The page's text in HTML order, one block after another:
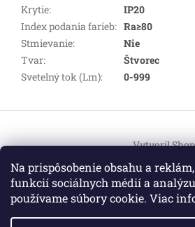
Na prispôsobenie obsahu a
funkcií sociálnych médií a
používame súbory cookie. Viac
Krytie:
IP20
Index podania farieb: Ra≥80
Stmievanie:
Nie
Tvar:
Štvorec
Svetelný tok (Lm): 0-999
p
Vytvoril
Copyright 2026HEMI Elektro.
Upraviť nastavenie